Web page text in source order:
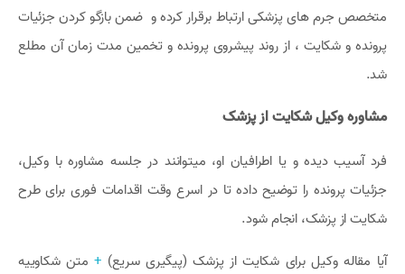
متخصص جرم های پزشکی ارتباط برقرار کرده و ضمن بازگو کردن جزئیات
پرونده و شکایت ، از روند پیشروی پرونده و تخمین مدت زمان آن مطلع
شد.
مشاوره وکیل شکایت از پزشک
فرد آسیب دیده و یا اطرافیان او، میتوانند در جلسه مشاوره با وکیل،
جزئیات پرونده را توضیح داده تا در اسرع وقت اقدامات فوری برای طرح
شکایت از پزشک، انجام شود.
آیا مقاله وکیل برای شکایت از پزشک (پیگیری سریع) +متن شکاوییه